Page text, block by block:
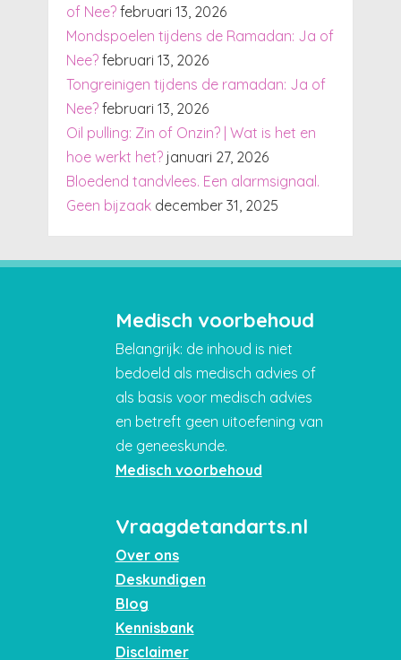
of Nee? februari 13, 2026
Mondspoelen tijdens de Ramadan: Ja of
Nee? februari 13, 2026
Tongreinigen tijdens de ramadan: Ja of
Nee? februari 13, 2026
Oil pulling: Zin of Onzin? | Wat is het en
hoe werkt het? januari 27, 2026
Bloedend tandvlees. Een alarmsignaal.
Geen bijzaak december 31, 2025
Medisch voorbehoud
Belangrijk: de inhoud is niet
bedoeld als medisch advies of
als basis voor medisch advies
en betreft geen uitoefening van
de geneeskunde.
Medisch voorbehoud
Vraagdetandarts.nl
Over ons
Deskundigen
Blog
Kennisbank
Disclaimer